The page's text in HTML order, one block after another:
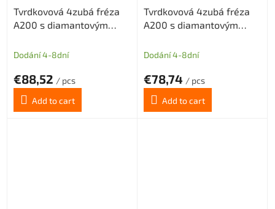
Tvrdkovová 4zubá fréza
A200 s diamantovým
průměr 8 (dlouhá stopka)
Dodání 4-8dní
€88,52 / pcs
Add to cart
Tvrdkovová 4zubá fréza
A200 s diamantovým
průměr 4 (dlouhá stopka)
Dodání 4-8dní
€78,74 / pcs
Add to cart